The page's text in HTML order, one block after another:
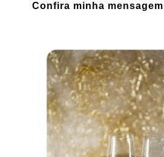
Confira minha